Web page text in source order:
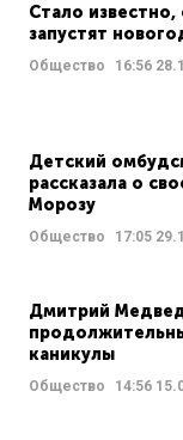
Стало
запустят
Общество 16:56
Детский
рассказала о
Морозу
Общество 17:05
Дмитрий
каникулы
Общество 14:56